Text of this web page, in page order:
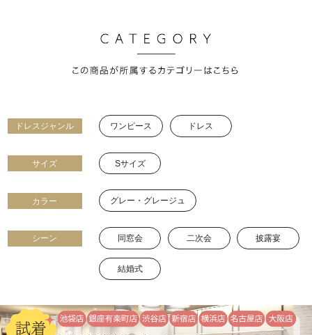
ドレスジャンル ワンピース ドレス
サイズ Sサイズ
カラー グレー・グレージュ
シーン 同窓会 二次会 披露宴
結婚式